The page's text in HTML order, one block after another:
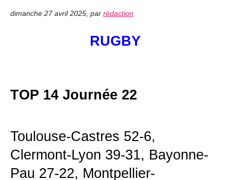
dimanche 27 avril 2025 par rédaction
RUGBY
TOP 14 Journée 22
Toulouse-Castres 52-6,
Clermont-Lyon 39-31, Bayonne-
Pau 27-22, Montpellier-